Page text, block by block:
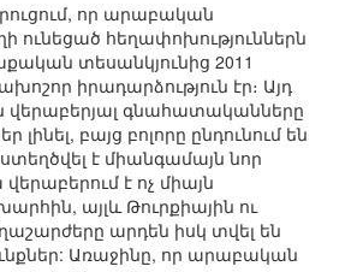
որ արաբական
ունեցած հեղափոխություններն
տեսանկյունից 2011
իրադարձություն էր։ Այդ
վերաբերյալ գնահատականները
լինել, բայց բոլորը ընդունում են
է միանգամայն նոր
է ոչ միայն
այլև Թուրքիային ու
արդեն իսկ տվել են
Առաջինը, որ արաբական